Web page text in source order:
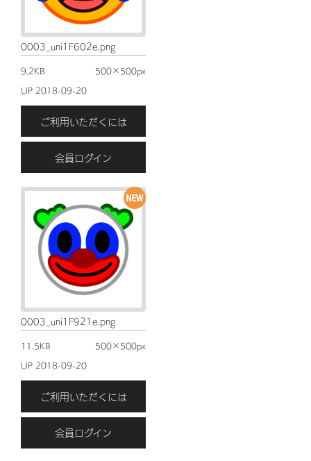
0003_uni1F602e.png
9.2KB
500×500px
UP 2018-09-20
ご利用いただくには
会員ログイン
0003_uni1F921e.png
11.5KB
500×500px
UP 2018-09-20
ご利用いただくには
会員ログイン